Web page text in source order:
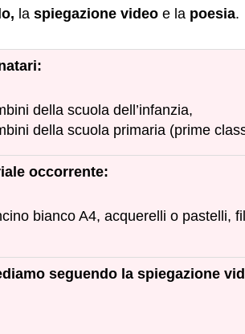
la spiegazione video e la poesia.
della scuola dell’infanzia,
della scuola primaria (prime
occorrente:
bianco A4, acquerelli o pastelli,
seguendo la spiegazione